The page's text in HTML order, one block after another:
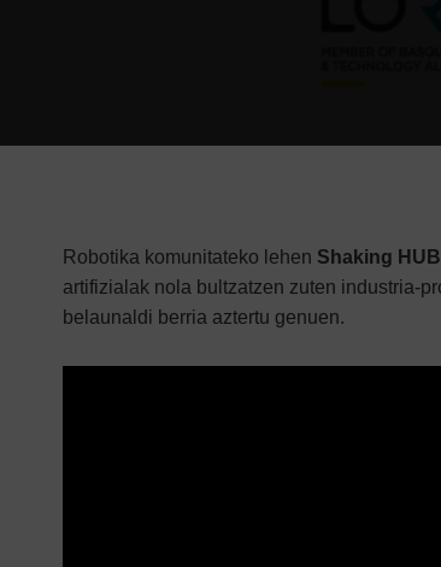
Robotika komunitateko lehen Shaking
artifizialak nola bultzatzen zuten industria-
belaunaldi berria aztertu genuen.